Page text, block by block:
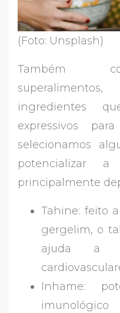
(Foto: Unsplash)
Também
ingredientes
expressivos
selecionamos
potencializar
principalmente
Tahine: feito
gergelim, o
ajuda a
Inhame: